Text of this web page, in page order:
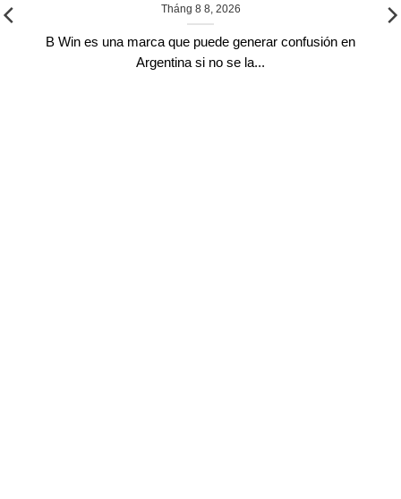
Tháng 8 8, 2026
B Win es una marca que puede generar confusión en
Argentina si no se la...